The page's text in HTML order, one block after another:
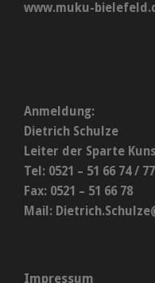
www.muku-
Anmeldung:
Dietrich Schulze
Leiter der Sparte
Tel: 0521 – 51 66 74 / 77
Fax: 0521 – 51 66 78
Mail:
Impressum